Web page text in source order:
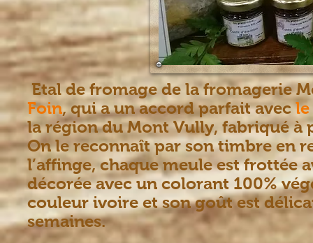
Etal de fromage de la fromagerie
Foin, qui a un accord parfait avec
la région du Mont Vully, fabriqué à
On le reconnaît par son timbre en
l’affinge, chaque meule est frottée
décorée avec un colorant 100%
couleur ivoire et son goût est
semaines.